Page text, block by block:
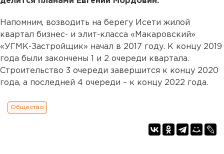
Напомним, возводить на берегу Исети жилой
квартал бизнес- и элит-класса «Макаровский»
«УГМК-Застройщик» начал в 2017 году. К концу 2019
года были закончены 1 и 2 очереди квартала.
Строительство 3 очереди завершится к концу 2020
года, а последней 4 очереди – к концу 2022 года.
Общество